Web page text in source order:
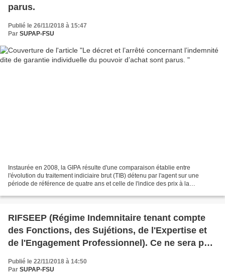
parus.
Publié le 26/11/2018 à 15:47
Par SUPAP-FSU
Instaurée en 2008, la GIPA résulte d'une comparaison établie entre
l'évolution du traitement indiciaire brut (TIB) détenu par l'agent sur une
période de référence de quatre ans et celle de l'indice des prix à la
RIFSEEP (Régime Indemnitaire tenant compte
des Fonctions, des Sujétions, de l'Expertise et
de l'Engagement Professionnel). Ce ne sera pas
pour tous au 1er janvier 2019 et pour ceux à qui
le RIFSEEP est appliqué, ce n’est toujours pas
Publié le 22/11/2018 à 14:50
Par SUPAP-FSU